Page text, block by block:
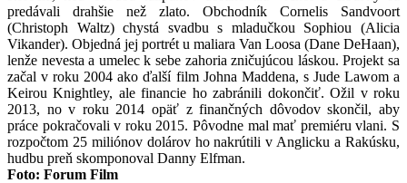
predávali drahšie než zlato. Obchodník Cornelis Sandvoort
(Christoph Waltz) chystá svadbu s mladučkou Sophiou (Alicia
Vikander). Objedná jej portrét u maliara Van Loosa (Dane DeHaan),
lenže nevesta a umelec k sebe zahoria zničujúcou láskou. Projekt sa
začal v roku 2004 ako ďalší film Johna Maddena, s Jude Lawom a
Keirou Knightley, ale financie ho zabránili dokončiť. Ožil v roku
2013, no v roku 2014 opäť z finančných dôvodov skončil, aby
práce pokračovali v roku 2015. Pôvodne mal mať premiéru vlani. S
rozpočtom 25 miliónov dolárov ho nakrútili v Anglicku a Rakúsku,
hudbu preň skomponoval Danny Elfman.
Foto: Forum Film